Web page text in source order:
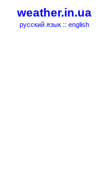
weather.in.ua
русский язык :: english